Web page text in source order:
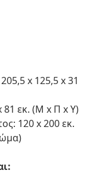
x 125,5 x 31
81 εκ. (Μ x Π x Υ)
120 x 200 εκ.